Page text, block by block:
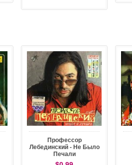
Профессор
Лебединский - Не Было
Печали